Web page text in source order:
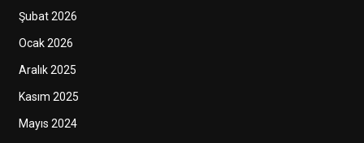
Şubat 2026
Ocak 2026
Aralık 2025
Kasım 2025
Mayıs 2024